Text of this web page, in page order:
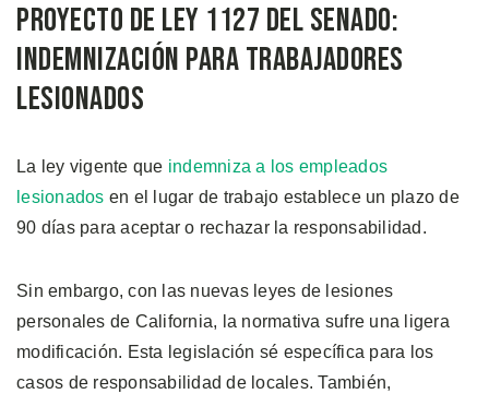
Proyecto de Ley 1127 del Senado:
Indemnización para Trabajadores
Lesionados
La ley vigente que indemniza a los empleados
lesionados en el lugar de trabajo establece un plazo de
90 días para aceptar o rechazar la responsabilidad.
Sin embargo, con las nuevas leyes de lesiones
personales de California, la normativa sufre una ligera
modificación. Esta legislación sé específica para los
casos de responsabilidad de locales. También,